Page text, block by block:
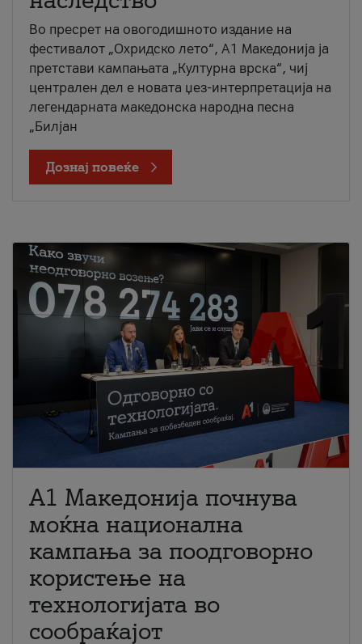
Во пресрет на овогодишното издание на
фестивалот „Охридско лето“, А1 Македонија ја
претстави кампањата „Културна врска“, чиј
централен дел е новата џез-интерпретација на
легендарната македонска народна песна
„Билјан
Дознај повеќе
A1 Македонија почнува
моќна национална
кампања за поодговорно
користење на
технологијата во
сообраќајот